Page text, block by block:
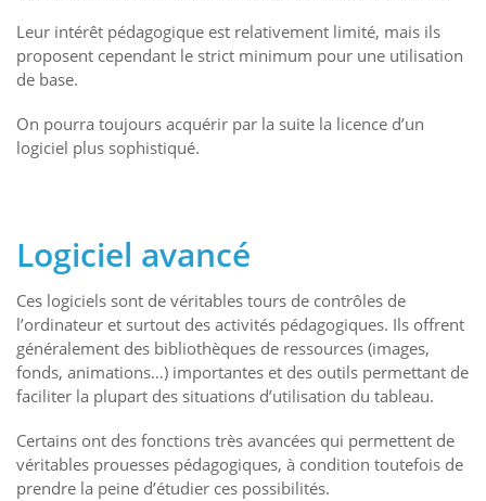
Leur intérêt pédagogique est relativement limité, mais ils
proposent cependant le strict minimum pour une utilisation
de base.
On pourra toujours acquérir par la suite la licence d’un
logiciel plus sophistiqué.
Logiciel avancé
Ces logiciels sont de véritables tours de contrôles de
l’ordinateur et surtout des activités pédagogiques. Ils offrent
généralement des bibliothèques de ressources (images,
fonds, animations…) importantes et des outils permettant de
faciliter la plupart des situations d’utilisation du tableau.
Certains ont des fonctions très avancées qui permettent de
véritables prouesses pédagogiques, à condition toutefois de
prendre la peine d’étudier ces possibilités.